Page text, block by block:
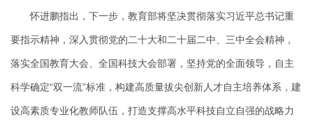
怀进鹏指出，下一步，教育部将坚决贯彻落实习近平总书记重
要指示精神，深入贯彻党的二十大和二十届二中、三中全会精神，
落实全国教育大会、全国科技大会部署，坚持党的全面领导，自主
科学确定“双一流”标准，构建高质量拔尖创新人才自主培养体系，建
设高素质专业化教师队伍，打造支撑高水平科技自立自强的战略力